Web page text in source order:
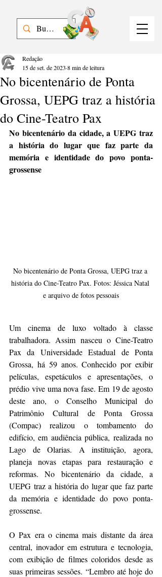
No bicentenário de Ponta
Grossa, UEPG traz a história
do Cine-Teatro Pax
Redação
15 de set. de 2023 8 min de leitura
No bicentenário da cidade, a UEPG traz
a história do lugar que faz parte da
memória e identidade do povo ponta-
grossense
No bicentenário de Ponta Grossa, UEPG traz a
história do Cine-Teatro Pax. Fotos: Jéssica Natal
e arquivo de fotos pessoais
Um cinema de luxo voltado à classe
trabalhadora. Assim nasceu o Cine-Teatro
Pax da Universidade Estadual de Ponta
Grossa, há 59 anos. Conhecido por exibir
películas, espetáculos e apresentações, o
prédio vive uma nova fase. Em 19 de agosto
deste ano, o Conselho Municipal do
Patrimônio Cultural de Ponta Grossa
(Compac) realizou o tombamento do
edifício, em audiência pública, realizada no
Lago de Olarias. A instituição, agora,
planeja novas etapas para restauração e
reformas. No bicentenário da cidade, a
UEPG traz a história do lugar que faz parte
da memória e identidade do povo ponta-
grossense.
O Pax era o cinema mais distante da área
central, inovador em estrutura e tecnologia,
com exibição de filmes coloridos desde as
suas primeiras sessões. “Lembro até hoje do